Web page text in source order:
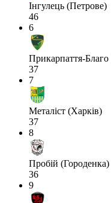
Інгулець (Петрове)
46
6
Прикарпаття-Благо
37
7
Металіст (Харків)
37
8
Пробій (Городенка)
36
9